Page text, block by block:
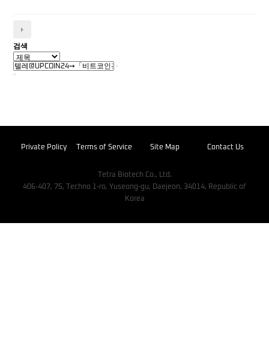
검색
Private Policy Terms of Service Site Map Contact Us
Tetra Biotech Co., Ltd.
406-407, 75, Techno 1-ro, Yuseong-gu, Daejeon, 34014, Republic of
Korea